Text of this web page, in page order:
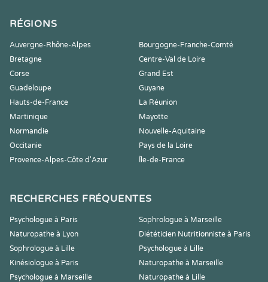
RÉGIONS
Auvergne-Rhône-Alpes
Bourgogne-Franche-Comté
Bretagne
Centre-Val de Loire
Corse
Grand Est
Guadeloupe
Guyane
Hauts-de-France
La Réunion
Martinique
Mayotte
Normandie
Nouvelle-Aquitaine
Occitanie
Pays de la Loire
Provence-Alpes-Côte d'Azur
Île-de-France
RECHERCHES FRÉQUENTES
Psychologue à Paris
Sophrologue à Marseille
Naturopathe à Lyon
Diététicien Nutritionniste à Paris
Sophrologue à Lille
Psychologue à Lille
Kinésiologue à Paris
Naturopathe à Marseille
Psychologue à Marseille
Naturopathe à Lille